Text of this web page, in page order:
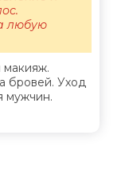
бровей. Уход
мужчин.
любую